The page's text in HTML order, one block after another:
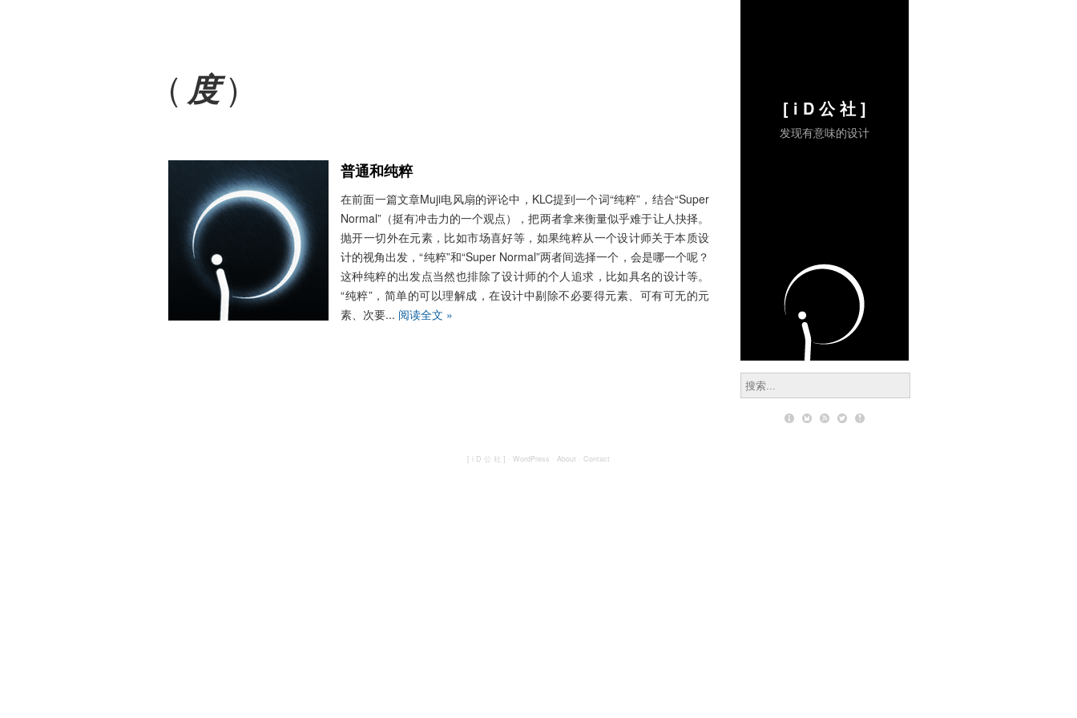
( 度)
普通和纯粹
在前面一篇文章Muji电风扇的评论中，KLC提到一个词“纯粹”，结合“Super
Normal”（挺有冲击力的一个观点），把两者拿来衡量似乎难于让人抉择。
抛开一切外在元素，比如市场喜好等，如果纯粹从一个设计师关于本质设
计的视角出发，“纯粹”和“Super Normal”两者间选择一个，会是哪一个呢？
这种纯粹的出发点当然也排除了设计师的个人追求，比如具名的设计等。
“纯粹”，简单的可以理解成，在设计中剔除不必要得元素、可有可无的元
素、次要... 阅读全文 »
[ i D 公 社 ]
发现有意味的设计
[ i D 公 社 ] WordPress About Contact